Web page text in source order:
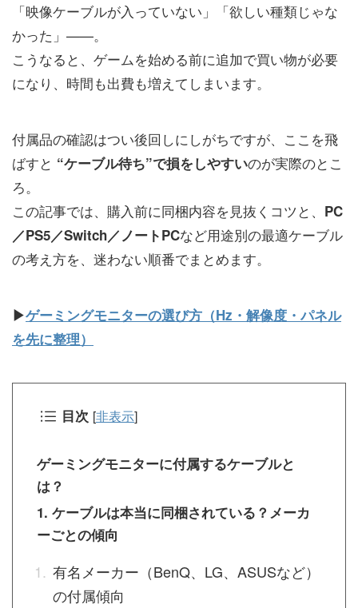
「映像ケーブルが入っていない」「欲しい種類じゃな
かった」——。
こうなると、ゲームを始める前に追加で買い物が必要
になり、時間も出費も増えてしまいます。
付属品の確認はつい後回しにしがちですが、ここを飛
ばすと “ケーブル待ち”で損をしやすいのが実際のとこ
ろ。
この記事では、購入前に同梱内容を見抜くコツと、 PC
／PS5／Switch／ノートPCなど用途別の最適ケーブル
の考え方を、迷わない順番でまとめます。
▶ゲーミングモニターの選び方（Hz・解像度・パネル
を先に整理）
目次 [非表示]
ゲーミングモニターに付属するケーブルと
は？
1. ケーブルは本当に同梱されている？メーカ
ーごとの傾向
有名メーカー（BenQ、LG、ASUSなど）
の付属傾向